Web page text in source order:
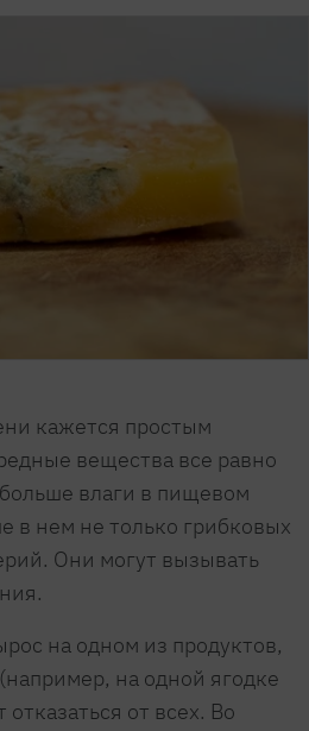
кажется простым
вещества все равно
влаги в пищевом
в нем не только грибковых
Они могут вызывать
на одном из продуктов,
на одной ягодке
от всех. Во